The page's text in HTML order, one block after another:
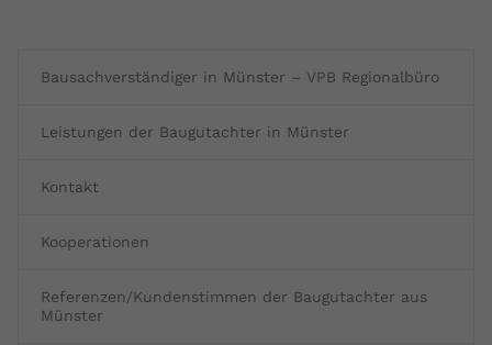
Bausachverständiger in Münster – VPB Regionalbüro
Leistungen der Baugutachter in Münster
Kontakt
Kooperationen
Referenzen/Kundenstimmen der Baugutachter aus
Münster